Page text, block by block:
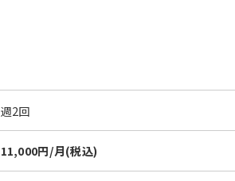
週2回
11,000円/月(税込)